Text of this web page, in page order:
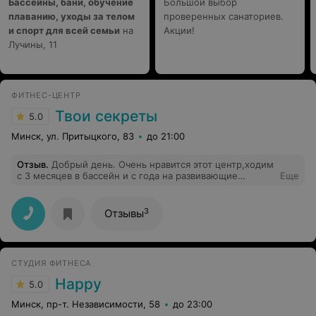
плаванию, уходы за телом
и спорт для всей семьи на
Лучины, 11
проверенных санаториев.
Акции!
ФИТНЕС-ЦЕНТР
5.0 Твои секреты
Минск, ул. Притыцкого, 83 до 21:00
Отзыв. Добрый день. Очень нравится этот центр,ходим
с 3 месяцев в бассейн и с года на развивающие
проблемы, связанные с тонусом рук ребенка, а так же
для общего физического развития дочки. С самого
начала и до сих пор занимаемся с тренером Татьяной
Римшей. В результате регулярных занятий тонус в
ручках у ребенка пропал, она гармонично развивается
месяцев). Татьяна замечательный, профессиональный
тренер, который знает подход к детям и знает как
добиться желаемого результата. Дочке уже два года,
мы посещаем занятия и, будем и дальше продолжать
сюда ходить. будем дальше ходить именно к этому
Еще
Отзывы3
СТУДИЯ ФИТНЕСА
5.0 Happy
Минск, пр-т. Независимости, 58 до 23:00